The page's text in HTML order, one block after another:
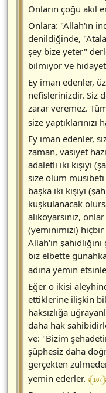
Onların çoğu akıl
Onlara: "Allah'ın
denildiğinde,
şey bize yeter"
bilmiyor ve
Ey iman edenler,
nefislerinizdir. Siz
zarar veremez.
size yaptıklarınızı
Ey iman edenler,
zaman, vasiyet
adaletli iki kişiyi
size ölüm
başka iki kişiyi
kuşkulanacak
alıkoyarsınız,
(yeminimizi) hiçbir
Allah'ın şahidliğini
biz elbette
adına yemin
Eğer o ikisi
ettiklerine ilişkin
haksızlığa
daha hak
ve: "Bizim
şüphesiz daha
gerçekten
yemin ederler. 107 ﴿